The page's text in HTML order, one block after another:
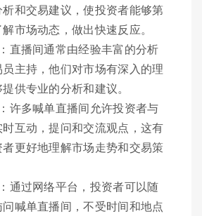
和交易建议，使投资者能够第
市场动态，做出快速反应。
直播间通常由经验丰富的分析
主持，他们对市场有深入的理
供专业的分析和建议。
许多喊单直播间允许投资者与
互动，提问和交流观点，这有
更好地理解市场走势和交易策
通过网络平台，投资者可以随
喊单直播间，不受时间和地点